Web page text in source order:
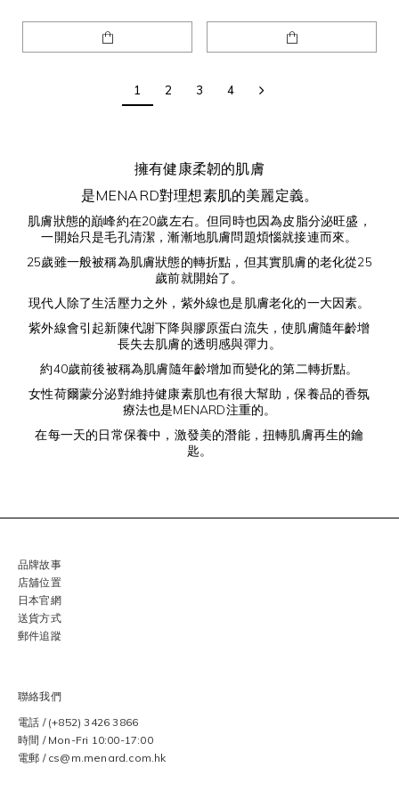
1 2 3 4
擁有健康柔韌的肌膚
是MENARD對理想素肌的美麗定義。
肌膚狀態的巔峰約在20歲左右。但同時也因為皮脂分泌旺盛，
一開始只是毛孔清潔，漸漸地肌膚問題煩惱就接連而來。
25歲雖一般被稱為肌膚狀態的轉折點，但其實肌膚的老化從25
歲前就開始了。
現代人除了生活壓力之外，紫外線也是肌膚老化的一大因素。
紫外線會引起新陳代謝下降與膠原蛋白流失，使肌膚隨年齡增
長失去肌膚的透明感與彈力。
約40歲前後被稱為肌膚隨年齡增加而變化的第二轉折點。
女性荷爾蒙分泌對維持健康素肌也有很大幫助，保養品的香氛
療法也是MENARD注重的。
在每一天的日常保養中，激發美的潛能，扭轉肌膚再生的鑰
匙。
品牌故事
店舖位置
日本官網
送貨方式
郵件追蹤
聯絡我們
電話 / (+852) 3426 3866
時間 / Mon-Fri 10:00-17:00
電郵 / cs@m.menard.com.hk